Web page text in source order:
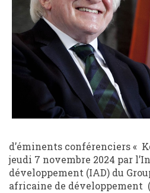
d’éminents conférenciers «
jeudi 7 novembre 2024 par
développement (IAD) du
africaine de développement